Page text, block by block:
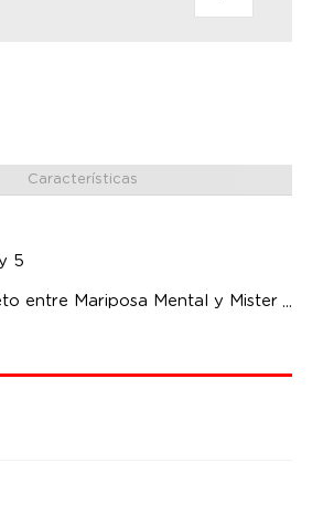
Características
5
entre Mariposa Mental y Mister
Los Infernales. Krakoa sufre
es la nueva gobernante de